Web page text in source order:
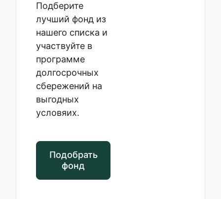
Подберите
лучший фонд из
нашего списка и
участвуйте в
программе
долгосрочных
сбережений на
выгодных
условяих.
Подобрать
фонд